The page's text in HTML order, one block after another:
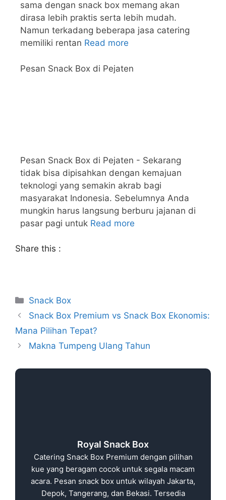
sama dengan snack box memang akan
dirasa lebih praktis serta lebih mudah.
Namun terkadang beberapa jasa catering
memiliki rentan Read more
Pesan Snack Box di Pejaten
Pesan Snack Box di Pejaten - Sekarang
tidak bisa dipisahkan dengan kemajuan
teknologi yang semakin akrab bagi
masyarakat Indonesia. Sebelumnya Anda
mungkin harus langsung berburu jajanan di
pasar pagi untuk Read more
Share this :
Snack Box
Snack Box Premium vs Snack Box Ekonomis:
Mana Pilihan Tepat?
Makna Tumpeng Ulang Tahun
Royal Snack Box
Catering Snack Box Premium dengan pilihan
kue yang beragam cocok untuk segala macam
acara. Pesan snack box untuk wilayah Jakarta,
Depok, Tangerang, dan Bekasi. Tersedia